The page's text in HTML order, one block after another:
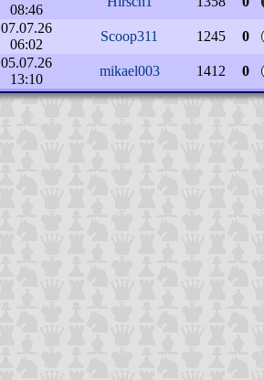
08:46
07.07.26
06:02
Scoop311 1245
0
05.07.26
13:10
mikael003 1412 0